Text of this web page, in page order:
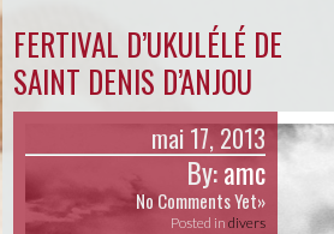
FERTIVAL D’UKULÉLÉ DE
SAINT DENIS D’ANJOU
mai 17, 2013
By:amc
No Comments Yet»
Posted indivers